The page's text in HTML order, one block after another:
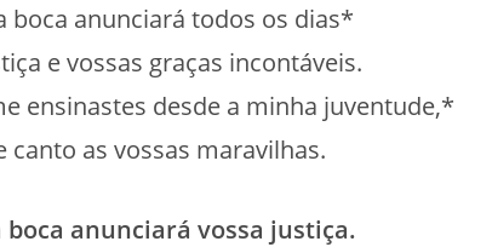
boca anunciará todos os dias*
e vossas graças incontáveis.
ensinastes desde a minha juventude,*
canto as vossas maravilhas.
boca anunciará vossa justiça.